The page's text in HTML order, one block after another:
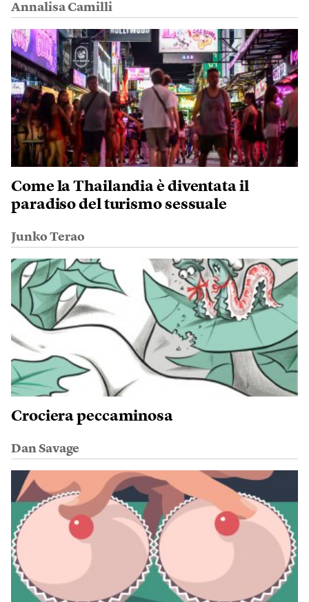
Annalisa Camilli
Come la Thailandia è diventata il
paradiso del turismo sessuale
Junko Terao
Crociera peccaminosa
Dan Savage